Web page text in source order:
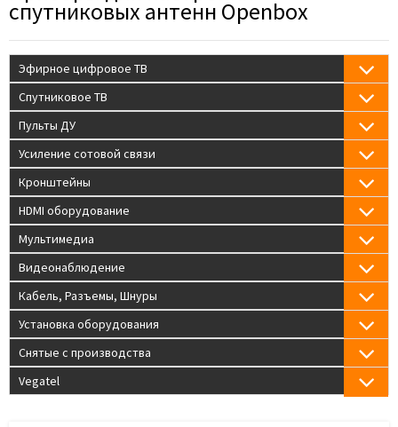
спутниковых антенн Openbox
Эфирное цифровое ТВ
Спутниковое ТВ
Пульты ДУ
Усиление сотовой связи
Кронштейны
HDMI оборудование
Мультимедиа
Видеонаблюдение
Кабель, Разъемы, Шнуры
Установка оборудования
Снятые с производства
Vegatel